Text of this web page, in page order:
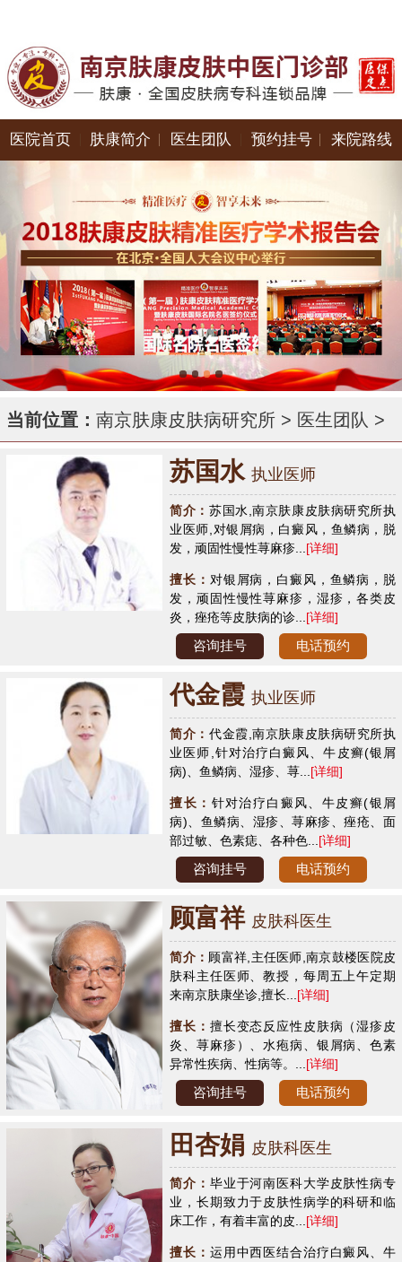
医院首页 肤康简介 医生团队 预约挂号 来院路线
当前位置： 南京肤康皮肤病研究所 > 医生团队 >
苏国水 执业医师
简介： 苏国水,南京肤康皮肤病研究所执
业医师,对银屑病，白癜风，鱼鳞病，脱
发，顽固性慢性荨麻疹... [详细]
擅长： 对银屑病，白癜风，鱼鳞病，脱
发，顽固性慢性荨麻疹，湿疹，各类皮
炎，痤疮等皮肤病的诊... [详细]
咨询挂号 电话预约
代金霞 执业医师
简介： 代金霞,南京肤康皮肤病研究所执
业医师,针对治疗白癜风、牛皮癣(银屑
病)、鱼鳞病、湿疹、荨... [详细]
擅长： 针对治疗白癜风、牛皮癣(银屑
病)、鱼鳞病、湿疹、荨麻疹、痤疮、面
部过敏、色素痣、各种色... [详细]
咨询挂号 电话预约
顾富祥 皮肤科医生
简介： 顾富祥,主任医师,南京鼓楼医院皮
肤科主任医师、教授，每周五上午定期
来南京肤康坐诊,擅长... [详细]
擅长： 擅长变态反应性皮肤病（湿疹皮
炎、荨麻疹）、水疱病、银屑病、色素
异常性疾病、性病等。... [详细]
咨询挂号 电话预约
田杏娟 皮肤科医生
简介： 毕业于河南医科大学皮肤性病专
业，长期致力于皮肤性病学的科研和临
床工作，有着丰富的皮...[详细]
擅长： 运用中西医结合治疗白癜风、牛